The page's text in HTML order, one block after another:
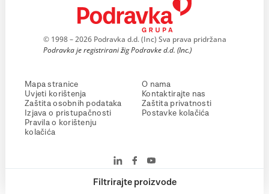
Filtrirajte proizvode
© 1998 – 2026 Podravka d.d. (Inc) Sva prava pridržana
Podravka je registrirani žig Podravke d.d. (Inc.)
Mapa stranice
Uvjeti korištenja
Zaštita osobnih podataka
Izjava o pristupačnosti
Pravila o korištenju
kolačića
O nama
Kontaktirajte nas
Zaštita privatnosti
Postavke kolačića